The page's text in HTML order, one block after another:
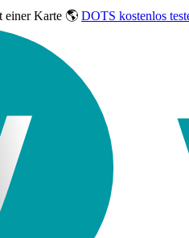
einer Karte 🌎 DOTS kostenlos